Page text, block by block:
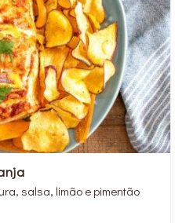
salsa, limão e pimentão